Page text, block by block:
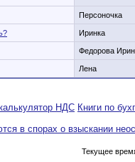
Персоночка
Иринка
Федорова
Лена
НДС Книги по
в спорах о взыскании
Текущее